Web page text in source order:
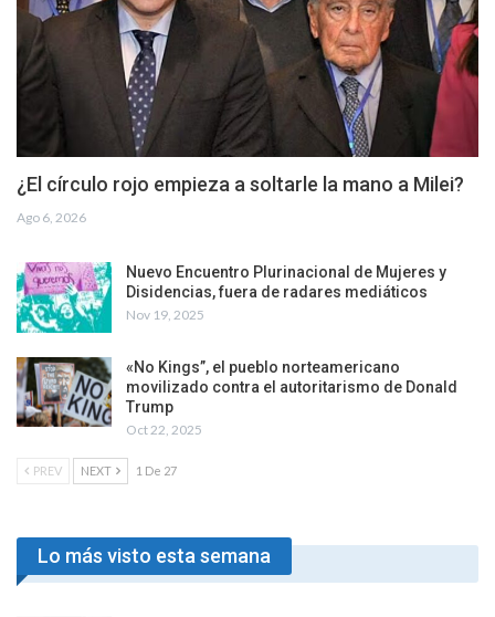
¿El círculo rojo empieza a soltarle la mano a Milei?
Ago 6, 2026
Nuevo Encuentro Plurinacional de Mujeres y
Disidencias, fuera de radares mediáticos
Nov 19, 2025
«No Kings”, el pueblo norteamericano
movilizado contra el autoritarismo de Donald
Trump
Oct 22, 2025
PREV NEXT 1 De 27
Lo más visto esta semana